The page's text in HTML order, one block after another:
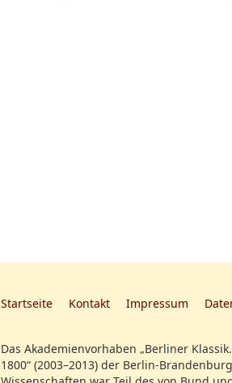
Startseite Kontakt Impressum
Das Akademienvorhaben „Berliner
1800“ (2003–2013) der Berlin-